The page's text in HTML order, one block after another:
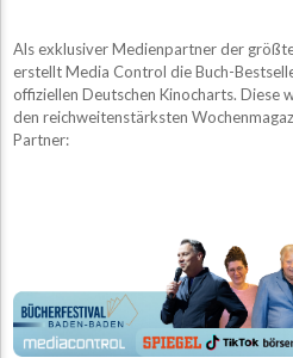
Als exklusiver Medienpartner der
erstellt Media Control die Buch-
offiziellen Deutschen Kinocharts. Diese
den reichweitenstärksten
Partner: